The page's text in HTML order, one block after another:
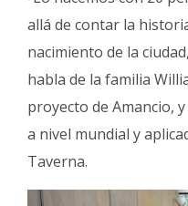
allá de contar la
nacimiento de la
habla de la familia
proyecto de Amancio,
a nivel mundial y
Taverna.